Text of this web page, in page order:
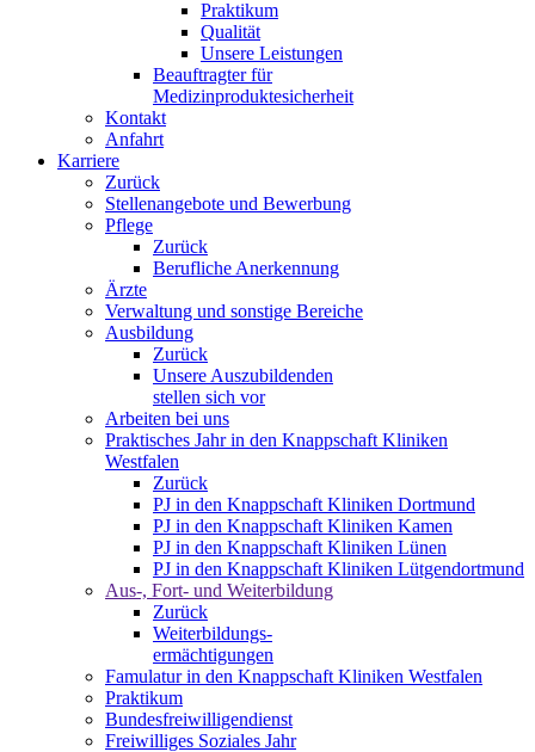
Praktikum
Qualität
Unsere Leistungen
Beauftragter für
Medizinproduktesicherheit
Kontakt
Anfahrt
Karriere
Zurück
Stellenangebote und Bewerbung
Pflege
Zurück
Berufliche Anerkennung
Ärzte
Verwaltung und sonstige Bereiche
Ausbildung
Zurück
Unsere Auszubildenden
stellen sich vor
Arbeiten bei uns
Praktisches Jahr in den Knappschaft Kliniken
Westfalen
Zurück
PJ in den Knappschaft Kliniken Dortmund
PJ in den Knappschaft Kliniken Kamen
PJ in den Knappschaft Kliniken Lünen
PJ in den Knappschaft Kliniken Lütgendortmund
Aus-, Fort- und Weiterbildung
Zurück
Weiterbildungs-
ermächtigungen
Famulatur in den Knappschaft Kliniken Westfalen
Praktikum
Bundesfreiwilligendienst
Freiwilliges Soziales Jahr